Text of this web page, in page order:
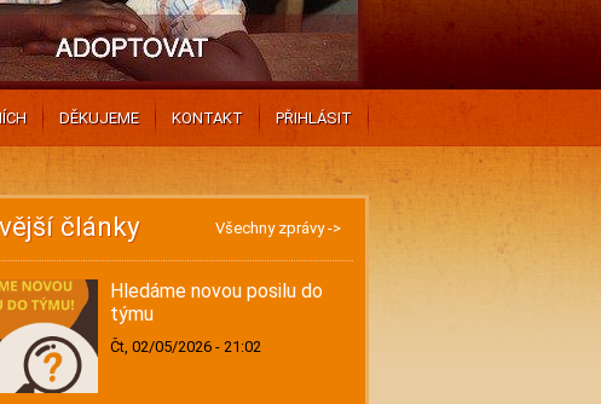
DĚKUJEME KONTAKT PŘIHLÁSIT
články Všechny zprávy ->
Hledáme novou posilu do
týmu
Čt, 02/05/2026 - 21:02